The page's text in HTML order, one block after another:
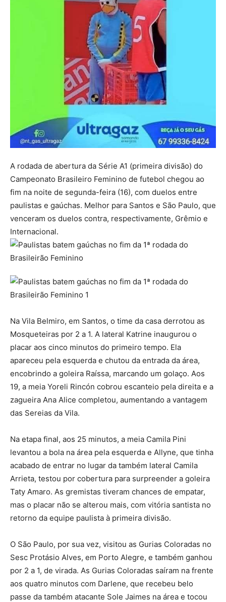
A rodada de abertura da Série A1 (primeira divisão) do
Campeonato Brasileiro Feminino de futebol chegou ao
fim na noite de segunda-feira (16), com duelos entre
paulistas e gaúchas. Melhor para Santos e São Paulo, que
venceram os duelos contra, respectivamente, Grêmio e
Internacional.
Na Vila Belmiro, em Santos, o time da casa derrotou as
Mosqueteiras por 2 a 1. A lateral Katrine inaugurou o
placar aos cinco minutos do primeiro tempo. Ela
apareceu pela esquerda e chutou da entrada da área,
encobrindo a goleira Raíssa, marcando um golaço. Aos
19, a meia Yoreli Rincón cobrou escanteio pela direita e a
zagueira Ana Alice completou, aumentando a vantagem
das Sereias da Vila.
Na etapa final, aos 25 minutos, a meia Camila Pini
levantou a bola na área pela esquerda e Allyne, que tinha
acabado de entrar no lugar da também lateral Camila
Arrieta, testou por cobertura para surpreender a goleira
Taty Amaro. As gremistas tiveram chances de empatar,
mas o placar não se alterou mais, com vitória santista no
retorno da equipe paulista à primeira divisão.
O São Paulo, por sua vez, visitou as Gurias Coloradas no
Sesc Protásio Alves, em Porto Alegre, e também ganhou
por 2 a 1, de virada. As Gurias Coloradas saíram na frente
aos quatro minutos com Darlene, que recebeu belo
passe da também atacante Sole Jaimes na área e tocou